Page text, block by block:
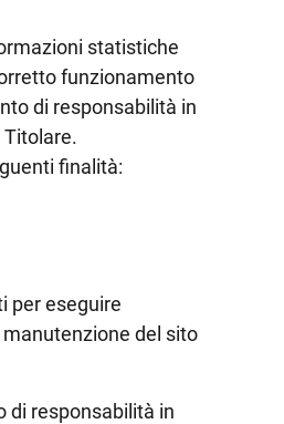
statistiche
funzionamento
di responsabilità in
finalità:
per eseguire
manutenzione del sito
di responsabilità in